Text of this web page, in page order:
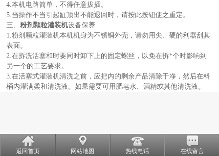
4.本机电路简单，不得任意拔插。
5.当操作不当引起缸顶出不能退回时，请按此按钮使之重定。
三、粉剂颗粒灌装机设备保养
1.粉剂颗粒灌装机本机机身为不锈铜外壳，请勿用尖、硬的利器刮其
表面。
2.在拆洗活塞和时要同时卸下上的固定螺丝，以免在拆*个时影响到
另一个的工艺要求。
3.在活塞式灌装机清洗之前，应把内的剩余产品清除干净，然后在料
桶内灌满柔和清洗液。如果需要可用肥皂水、酒精或其他清洗液。
返回首页 网站地图 热线电话 在线留言